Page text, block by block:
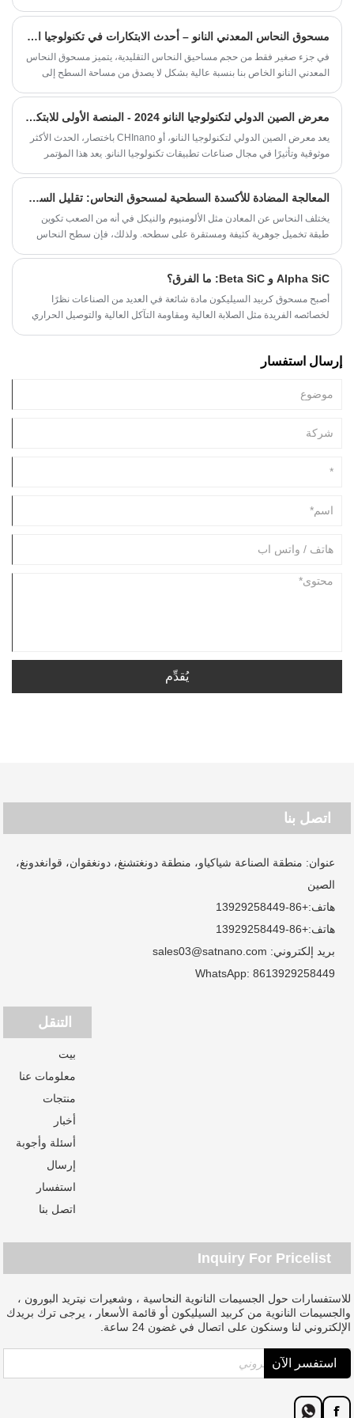
مسحوق ثاني أكسيد السيليكون النانوي عالي الجودة بقياس 20 نانومتر، مما
يجعله أحد الأصول القيمة في العديد من التطبيقات. في هذه المدونة، سنستكشف
الخصائص والخصائص والتطبيقات المحتملة لهذه المادة المذهلة.
مسحوق النحاس المعدني النانو – أحدث الابتكارات في تكنولوجيا المعادن
في جزء صغير فقط من حجم مساحيق النحاس التقليدية، يتميز مسحوق النحاس
المعدني النانو الخاص بنا بنسبة عالية بشكل لا يصدق من مساحة السطح إلى
معرض الصين الدولي لتكنولوجيا النانو 2024 - المنصة الأولى للابتكارات المتطورة
يعد معرض الصين الدولي لتكنولوجيا النانو، أو CHInano باختصار، الحدث الأكثر
موثوقية وتأثيرًا في مجال صناعات تطبيقات تكنولوجيا النانو. يعد هذا المؤتمر
والتصنيع النانوي، وأشباه الموصلات من الجيل الثالث، والطباعة النانوية،
والتكنولوجيا الحيوية النانوية، والطاقة والتكنولوجيا النظيفة، يعد CHInano بمثابة
منصة لا تقدر بثمن لبناء التبادل والتعاون الدولي داخل صناعة تكنولوجيا النانو.
المعالجة المضادة للأكسدة السطحية لمسحوق النحاس: تقليل السطح ومعالجة التخميل التنشيطي
يختلف النحاس عن المعادن مثل الألومنيوم والنيكل في أنه من الصعب تكوين
طبقة تخميل جوهرية كثيفة ومستقرة على سطحه. ولذلك، فإن سطح النحاس
النحاس أكبر، كان من الأسهل التأكسد بسرعة لإنتاج منتجات مثل أكسيد
النحاسوز (Cu2O) وأكسيد النحاس (CuO). تعمل هذه الطبقة العازلة للأكسيد
على تقليل توصيل مسحوق النحاس بشكل كبير وتعيق اتصال تلبيد الجسيمات،
Alpha SiC و Beta SiC: ما الفرق؟
أصبح مسحوق كربيد السيليكون مادة شائعة في العديد من الصناعات نظرًا
لخصائصه الفريدة مثل الصلابة العالية ومقاومة التآكل العالية والتوصيل الحراري
وتطبيقاتهم.
إرسال استفسار
يُقدِّم
اتصل بنا
عنوان: منطقة الصناعة شياكياو، منطقة دونغتشنغ، دونغقوان، قوانغدونغ،
الصين
هاتف:+86-13929258449
هاتف:+86-13929258449
بريد إلكتروني: sales03@satnano.com
WhatsApp: 8613929258449
التنقل
بيت
معلومات عنا
منتجات
أخبار
أسئلة وأجوبة
إرسال
استفسار
اتصل بنا
Inquiry For Pricelist
للاستفسارات حول الجسيمات النانوية النحاسية ، وشعيرات نيتريد البورون ،
والجسيمات النانوية من كربيد السيليكون أو قائمة الأسعار ، يرجى ترك بريدك
الإلكتروني لنا وسنكون على اتصال في غضون 24 ساعة.